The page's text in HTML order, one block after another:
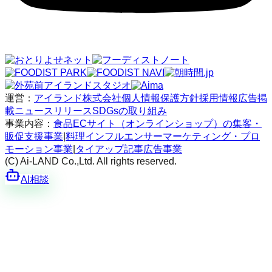
運営： アイランド株式会社個人情報保護方針採用情報 広告掲
載ニュースリリースSDGsの取り組み
事業内容： 食品ECサイト（オンラインショップ）の集客・
販促支援事業 料理インフルエンサーマーケティング・プロ
モーション事業 タイアップ記事広告事業
(C) Ai-LAND Co.,Ltd. All rights reserved.
AI相談